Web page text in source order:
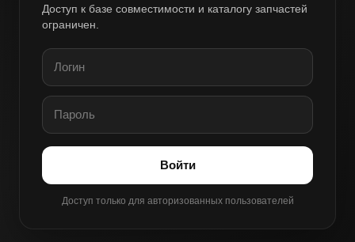
Доступ к базе совместимости и каталогу запчастей
ограничен.
Войти
Доступ только для авторизованных пользователей